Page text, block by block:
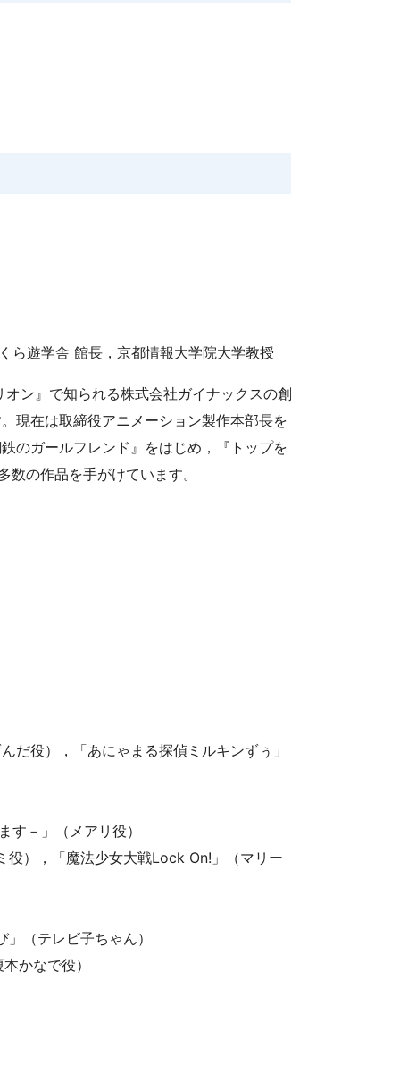
ら遊学舎 館長，京都情報大学院大学教授
ン』で知られる株式会社ガイナックスの創
現在は取締役アニメーション製作本部長を
のガールフレンド』をはじめ，『トップを
の作品を手がけています。
役），「あにゃまる探偵ミルキンずぅ」
－」（メアリ役）
），「魔法少女大戦Lock On!」（マリー
（テレビ子ちゃん）
かなで役）